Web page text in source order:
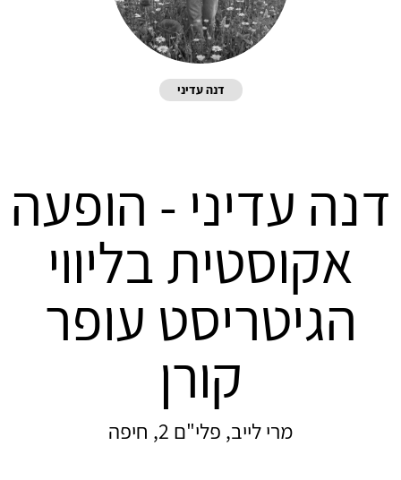
דנה עדיני
דנה עדיני - הופעה
אקוסטית בליווי
הגיטריסט עופר
קורן
מרי לייב, פלי"ם 2, חיפה